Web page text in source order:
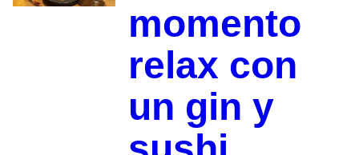
momento
relax con
un gin y